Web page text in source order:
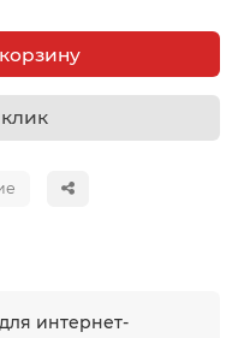
интернет-